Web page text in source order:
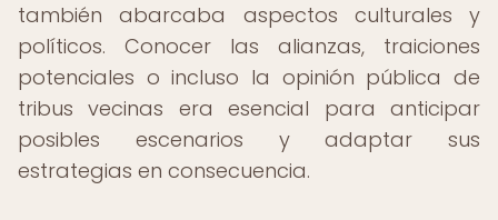
también abarcaba aspectos culturales y
políticos. Conocer las alianzas, traiciones
potenciales o incluso la opinión pública de
tribus vecinas era esencial para anticipar
posibles escenarios y adaptar sus
estrategias en consecuencia.